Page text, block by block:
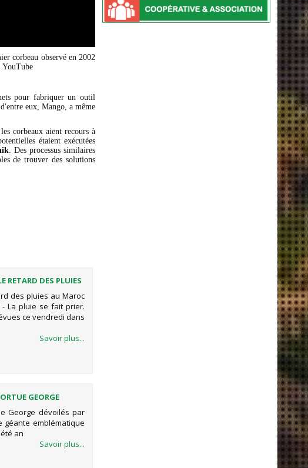
corbeau observé en 2002
pour fabriquer un outil
eux, Mango, a même
corbeaux aient recours à
étaient exécutées
. Des processus similaires
de trouver des solutions
RETARD DES PLUIES
des pluies au Maroc
- La pluie se fait prier.
ce vendredi dans
Savoir plus...
GEORGE
George dévoilés par
géante emblématique
an
Savoir plus...